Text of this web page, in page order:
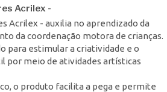
Acrilex -
Acrilex - auxilia no aprendizado da
da coordenação motora de crianças.
para estimular a criatividade e o
por meio de atividades artísticas
o produto facilita a pega e permite